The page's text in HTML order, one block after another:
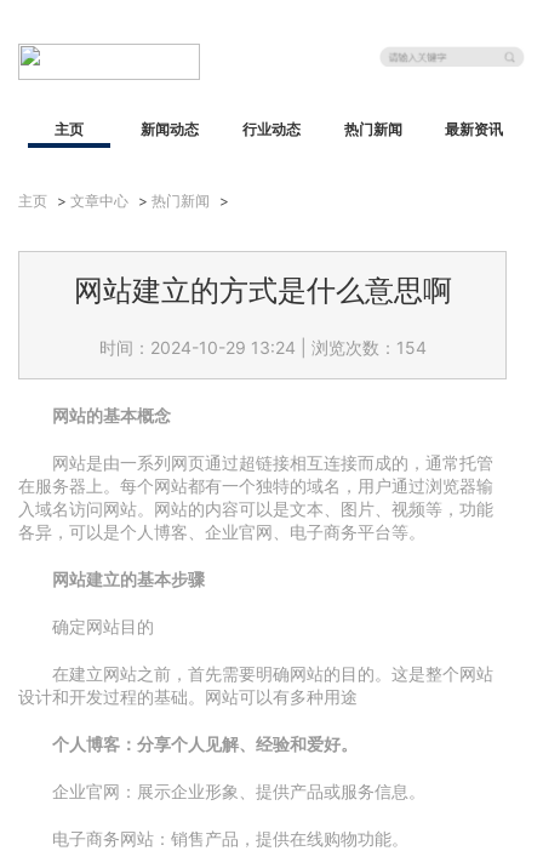
主页 新闻动态 行业动态 热门新闻 最新资讯
主页 > 文章中心 > 热门新闻 >
网站建立的方式是什么意思啊
时间：2024-10-29 13:24 浏览次数：154
网站的基本概念
网站是由一系列网页通过超链接相互连接而成的，通常托管
在服务器上。每个网站都有一个独特的域名，用户通过浏览器输
入域名访问网站。网站的内容可以是文本、图片、视频等，功能
各异，可以是个人博客、企业官网、电子商务平台等。
网站建立的基本步骤
确定网站目的
在建立网站之前，首先需要明确网站的目的。这是整个网站
设计和开发过程的基础。网站可以有多种用途
个人博客：分享个人见解、经验和爱好。
企业官网：展示企业形象、提供产品或服务信息。
电子商务网站：销售产品，提供在线购物功能。